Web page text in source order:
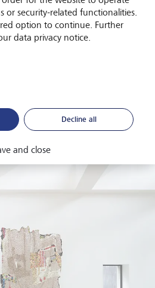
wird."
immer mehr etablierte
mit aufstrebenden
an einer angemessenen
ist es für sie unerlässlich,
einem internationalen
or security-related functionalities.
option to continue. Further
data privacy notice.
Decline all
and close